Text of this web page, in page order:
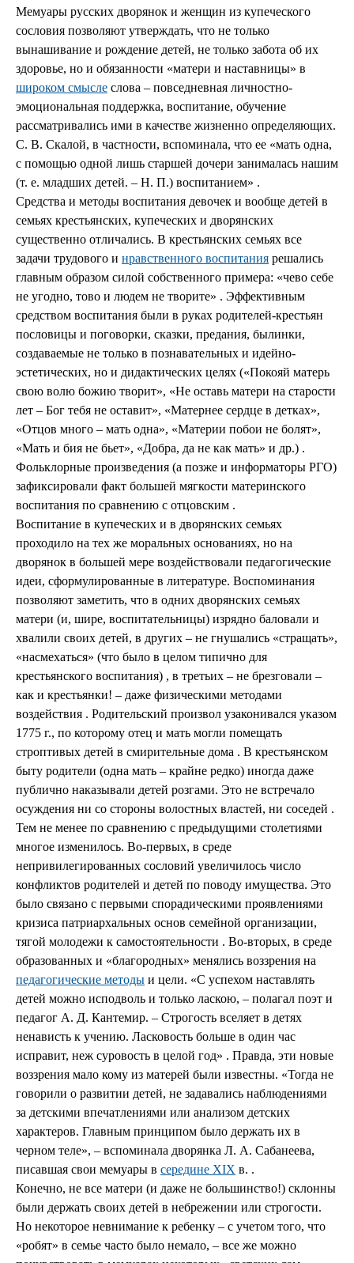
Мемуары русских дворянок и женщин из купеческого
сословия позволяют утверждать, что не только
вынашивание и рождение детей, не только забота об их
здоровье, но и обязанности «матери и наставницы» в
широком смысле слова – повседневная личностно-
эмоциональная поддержка, воспитание, обучение
рассматривались ими в качестве жизненно определяющих.
С. В. Скалой, в частности, вспоминала, что ее «мать одна,
с помощью одной лишь старшей дочери занималась нашим
(т. е. младших детей. – Н. П.) воспитанием» .
Средства и методы воспитания девочек и вообще детей в
семьях крестьянских, купеческих и дворянских
существенно отличались. В крестьянских семьях все
задачи трудового и нравственного воспитания решались
главным образом силой собственного примера: «чево себе
не угодно, тово и людем не творите» . Эффективным
средством воспитания были в руках родителей-крестьян
пословицы и поговорки, сказки, предания, былинки,
создаваемые не только в познавательных и идейно-
эстетических, но и дидактических целях («Покояй матерь
свою волю божию творит», «Не оставь матери на старости
лет – Бог тебя не оставит», «Матернее сердце в детках»,
«Отцов много – мать одна», «Материи побои не болят»,
«Мать и бия не бьет», «Добра, да не как мать» и др.) .
Фольклорные произведения (а позже и информаторы РГО)
зафиксировали факт большей мягкости материнского
воспитания по сравнению с отцовским .
Воспитание в купеческих и в дворянских семьях
проходило на тех же моральных основаниях, но на
дворянок в большей мере воздействовали педагогические
идеи, сформулированные в литературе. Воспоминания
позволяют заметить, что в одних дворянских семьях
матери (и, шире, воспитательницы) изрядно баловали и
хвалили своих детей, в других – не гнушались «стращать»,
«насмехаться» (что было в целом типично для
крестьянского воспитания) , в третьих – не брезговали –
как и крестьянки! – даже физическими методами
воздействия . Родительский произвол узаконивался указом
1775 г., по которому отец и мать могли помещать
строптивых детей в смирительные дома . В крестьянском
быту родители (одна мать – крайне редко) иногда даже
публично наказывали детей розгами. Это не встречало
осуждения ни со стороны волостных властей, ни соседей .
Тем не менее по сравнению с предыдущими столетиями
многое изменилось. Во-первых, в среде
непривилегированных сословий увеличилось число
конфликтов родителей и детей по поводу имущества. Это
было связано с первыми спорадическими проявлениями
кризиса патриархальных основ семейной организации,
тягой молодежи к самостоятельности . Во-вторых, в среде
образованных и «благородных» менялись воззрения на
педагогические методы и цели. «С успехом наставлять
детей можно исподволь и только ласкою, – полагал поэт и
педагог А. Д. Кантемир. – Строгость вселяет в детях
ненависть к учению. Ласковость больше в один час
исправит, неж суровость в целой год» . Правда, эти новые
воззрения мало кому из матерей были известны. «Тогда не
говорили о развитии детей, не задавались наблюдениями
за детскими впечатлениями или анализом детских
характеров. Главным принципом было держать их в
черном теле», – вспоминала дворянка Л. А. Сабанеева,
писавшая свои мемуары в середине XIX в. .
Конечно, не все матери (и даже не большинство!) склонны
были держать своих детей в небрежении или строгости.
Но некоторое невнимание к ребенку – с учетом того, что
«робят» в семье часто было немало, – все же можно